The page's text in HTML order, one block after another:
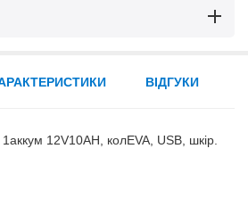
12V10AH, колEVA, USB, шкір.
ВІДГУКИ